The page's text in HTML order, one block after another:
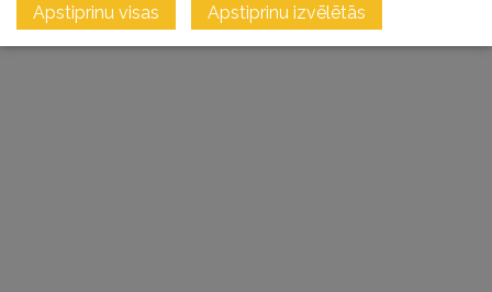
Apstiprinu visas Apstiprinu izvēlētās